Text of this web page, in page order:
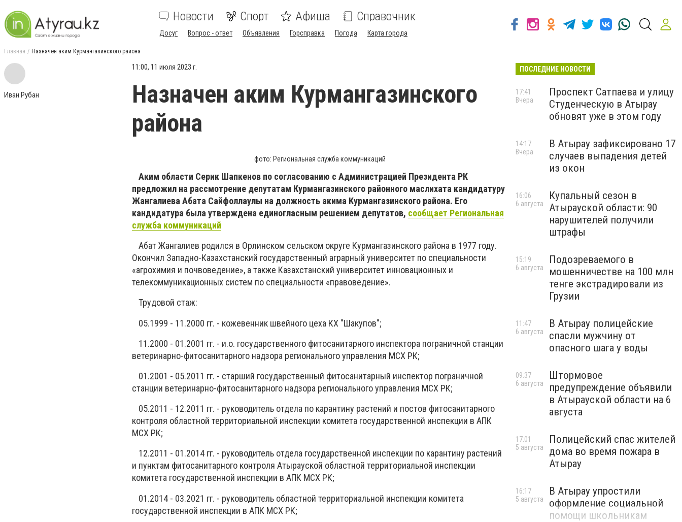
Новости Спорт Афиша Справочник
Досуг Вопрос - ответ Объявления Горсправка Погода Карта города
Главная Назначен аким Курмангазинского района
Иван Рубан
11:00, 11 июля 2023 г.
Назначен аким Курмангазинского
района
фото: Региональная служба коммуникаций
Аким области Серик Шапкенов по согласованию с Администрацией Президента РК
предложил на рассмотрение депутатам Курмангазинского районного маслихата кандидатуру
Жангалиева Абата Сайфоллаулы на должность акима Курмангазинского района. Его
кандидатура была утверждена единогласным решением депутатов, сообщает Региональная
служба коммуникаций
⠀Абат Жангалиев родился в Орлинском сельском округе Курмангазинского района в 1977 году.
Окончил Западно-Казахстанский государственный аграрный университет по специальности
«агрохимия и почвоведение», а также Казахстанский университет инновационных и
телекоммуникационных систем по специальности «правоведение».
⠀Трудовой стаж:
⠀05.1999 - 11.2000 гг. - кожевенник швейного цеха КХ "Шакупов";
⠀11.2000 - 01.2001 гг. - и.о. государственного фитосанитарного инспектора пограничной станции
ветеринарно-фитосанитарного надзора регионального управления МСХ РК;
⠀01.2001 - 05.2011 гг. - старший государственный фитосанитарный инспектор пограничной
станции ветеринарно-фитосанитарного надзора регионального управления МСХ РК;
⠀05.2011 - 12.2011 гг. - руководитель отдела по карантину растений и постов фитосанитарного
контроля областной территориальной инспекции комитета государственной инспекции в АПК
МСХ РК;
⠀12.2011 - 01.2014 гг. - руководитель отдела государственной инспекции по карантину растений
и пунктам фитосанитарного контроля Атырауской областной территориальной инспекции
комитета государственной инспекции в АПК МСХ РК;
⠀01.2014 - 03.2021 гг. - руководитель областной территориальной инспекции комитета
государственной инспекции в АПК МСХ РК;
ПОСЛЕДНИЕ НОВОСТИ
Проспект Сатпаева и улицу
Студенческую в Атырау
обновят уже в этом году
17:41
Вчера
В Атырау зафиксировано 17
случаев выпадения детей
из окон
14:17
Вчера
Купальный сезон в
Атырауской области: 90
нарушителей получили
штрафы
16:06
6 августа
Подозреваемого в
мошенничестве на 100 млн
тенге экстрадировали из
Грузии
15:19
6 августа
В Атырау полицейские
спасли мужчину от
опасного шага у воды
11:47
6 августа
Штормовое
предупреждение объявили
в Атырауской области на 6
августа
09:37
6 августа
Полицейский спас жителей
дома во время пожара в
Атырау
17:01
5 августа
В Атырау упростили
оформление социальной
помощи школьникам
16:17
5 августа